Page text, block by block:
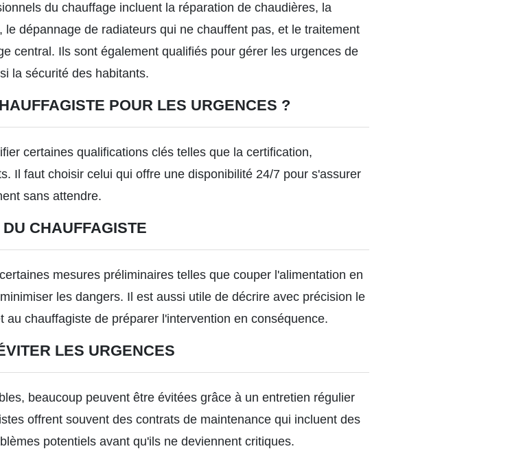
du chauffage incluent la réparation de chaudières, la
dépannage de radiateurs qui ne chauffent pas, et le traitement
central. Ils sont également qualifiés pour gérer les urgences de
la sécurité des habitants.
POUR LES URGENCES ?
certaines qualifications clés telles que la certification,
Il faut choisir celui qui offre une disponibilité 24/7 pour s'assurer
sans attendre.
CHAUFFAGISTE
mesures préliminaires telles que couper l'alimentation en
les dangers. Il est aussi utile de décrire avec précision le
chauffagiste de préparer l'intervention en conséquence.
LES URGENCES
beaucoup peuvent être évitées grâce à un entretien régulier
offrent souvent des contrats de maintenance qui incluent des
potentiels avant qu'ils ne deviennent critiques.